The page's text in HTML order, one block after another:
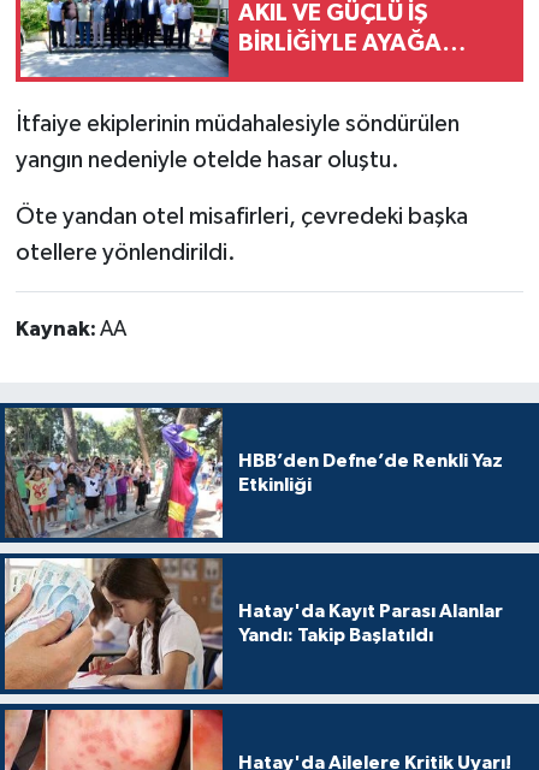
AKIL VE GÜÇLÜ İŞ
BİRLİĞİYLE AYAĞA
İtfaiye ekiplerinin müdahalesiyle söndürülen
yangın nedeniyle otelde hasar oluştu.
Öte yandan otel misafirleri, çevredeki başka
otellere yönlendirildi.
Kaynak: AA
HBB’den Defne’de Renkli Yaz
Etkinliği
Hatay'da Kayıt Parası Alanlar
Yandı: Takip Başlatıldı
Hatay'da Ailelere Kritik Uyarı!